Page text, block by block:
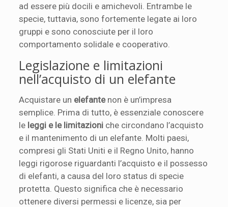
ad essere più docili e amichevoli. Entrambe le
specie, tuttavia, sono fortemente legate ai loro
gruppi e sono conosciute per il loro
comportamento solidale e cooperativo.
Legislazione e limitazioni
nell’acquisto di un elefante
Acquistare un elefantenon è un’impresa
semplice. Prima di tutto, è essenziale conoscere
le leggi e le limitazioni che circondano l’acquisto
e il mantenimento di un elefante. Molti paesi,
compresi gli Stati Uniti e il Regno Unito, hanno
leggi rigorose riguardanti l’acquisto e il possesso
di elefanti, a causa del loro status di specie
protetta. Questo significa che è necessario
ottenere diversi permessi e licenze, sia per